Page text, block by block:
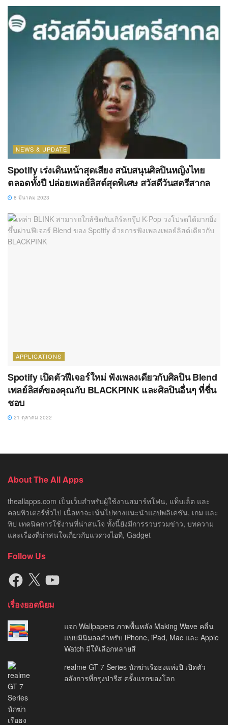
NEWS & UPDATE
Spotify เร่งเดินหน้าสุดเสียง สนับสนุนศิลปินหญิงไทย
ตลอดทั้งปี ปล่อยเพลย์ลิสต์สุดพิเศษ สวัสดีวันสตรีสากล
8 มีนาคม 2023
APPLICATIONS
Spotify เปิดตัวฟีเจอร์ใหม่ ฟังเพลงเดียวกับศิลปิน Blend
เพลย์ลิสต์ของคุณกับ BLACKPINK และศิลปินอื่นๆ ที่ชื่น
ชอบ
21 ตุลาคม 2022
About The All Apps
theallapps.com เป็นเว็บสำหรับผู้ใช้งานสมาร์ทโฟน, แท็บเล็ต และ
คอมพิวเตอร์ทั่วไป เนื้อหาจะเน้นไปทางแนะนำแอปพลิเคชัน, เกม และ
ทิป เทคนิคการใช้งานที่น่าสนใจ ทั้งนี้ยังมีการรวบรวมข่าว, บทความ
และเรื่องที่น่าสนใจเกี่ยวกับแวดวงไอที, Gadget
Follow Us
Facebook
X YouTube
เรื่องยอดนิยม
แจก Wallpapers ภาพพื้นหลัง Making Wave คลื่น
แบบมินิมอลสำหรับ iPhone, iPad, Mac และ Apple
Watch มีให้เลือกหลายสี
realme GT 7 Series นักฆ่าเรือธงแห่งปี เปิดตัว
อลังการที่กรุงปารีส ครั้งแรกของโลก